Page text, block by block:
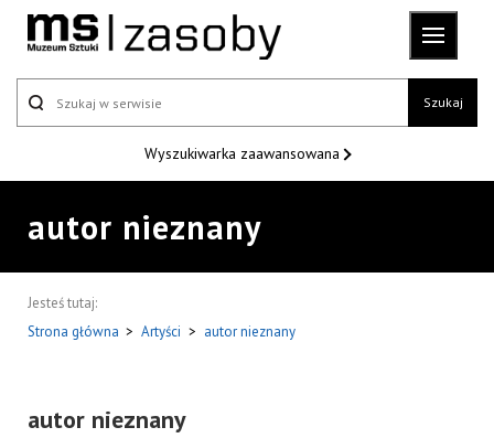
Szukaj
Wyszukiwarka zaawansowana
autor nieznany
Jesteś tutaj:
Strona główna > Artyści > autor nieznany
autor nieznany